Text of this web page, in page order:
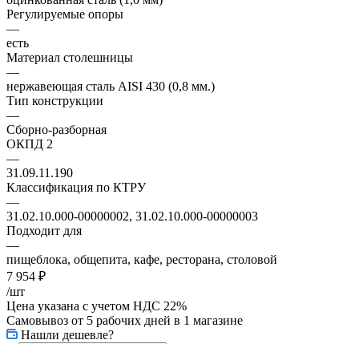
Регулируемые опоры
—
есть
Материал столешницы
—
нержавеющая сталь AISI 430 (0,8 мм.)
Тип конструкции
—
Сборно-разборная
ОКПД 2
—
31.09.11.190
Классификация по КТРУ
—
31.02.10.000-00000002, 31.02.10.000-00000003
Подходит для
—
пищеблока, общепита, кафе, ресторана, столовой
7 954 ₽
/шт
Цена указана с учетом НДС 22%
Самовывоз от 5 рабочих дней в 1 магазине
Нашли дешевле?